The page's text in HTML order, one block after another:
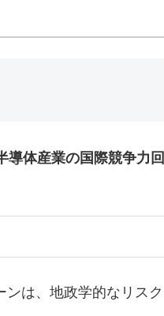
導体産業の国際競争力回
は、地政学的なリスク